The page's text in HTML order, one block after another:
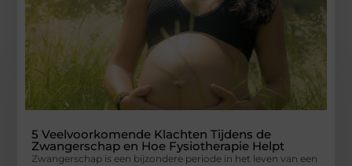
5 Veelvoorkomende Klachten Tijdens de
Zwangerschap en Hoe Fysiotherapie Helpt
Zwangerschap is een bijzondere periode in het leven van een